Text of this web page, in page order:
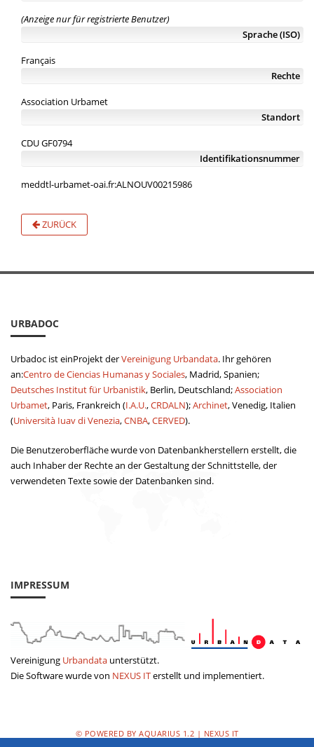
(Anzeige nur für registrierte Benutzer)
Sprache (ISO)
Français
Rechte
Association Urbamet
Standort
CDU GF0794
Identifikationsnummer
meddtl-urbamet-oai.fr:ALNOUV00215986
ZURÜCK
URBADOC
Urbadoc ist einProjekt derVereinigung Urbandata. Ihr gehören
an:Centro de Ciencias Humanas y Sociales, Madrid, Spanien;
Deutsches Institut für Urbanistik, Berlin, Deutschland;Association
Urbamet, Paris, Frankreich (I.A.U.,CRDALN);Archinet, Venedig, Italien
(Università Iuav di Venezia,CNBA,CERVED).
Die Benutzeroberfläche wurde von Datenbankherstellern erstellt, die
auch Inhaber der Rechte an der Gestaltung der Schnittstelle, der
verwendeten Texte sowie der Datenbanken sind.
IMPRESSUM
Vereinigung Urbandata unterstützt.
Die Software wurde von NEXUS ITerstellt und implementiert.
© POWERED BY AQUARIUS 1.2 | NEXUS IT